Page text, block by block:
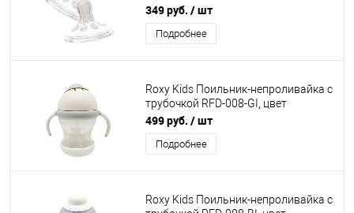
поток, 0 мес+, 2 шт
349 руб. / шт
Подробнее
Roxy Kids Поильник-непроливайка с
трубочкой RFD-008-GI, цвет
кокосово-серый, 200 мл
499 руб. / шт
Подробнее
Roxy Kids Поильник-непроливайка с